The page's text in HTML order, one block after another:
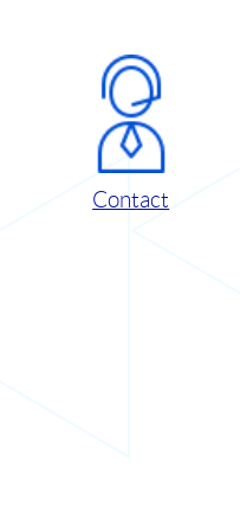
Contact